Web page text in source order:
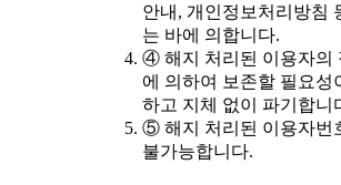
안내, 개인정보처리방침
는 바에 의합니다.
④ 해지 처리된 이용자의
에 의하여 보존할 필요성
하고 지체 없이 파기합니
⑤ 해지 처리된 이용자번
불가능합니다.